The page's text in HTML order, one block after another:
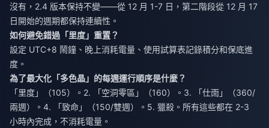
沒有，2.4 版本保持不變——從 12 月 1-7 日，第二階段從 12 月 17
日開始的週期都保持連續性。
如何避免錯過「里度」重置？
設定 UTC+8 鬧鐘、晚上消耗電量、使用試算表記錄積分和保底進
度。
為了最大化「多色晶」的每週運行順序是什麼？
「里度」（105）。2. 「空洞零區」（160）。3. 「仕雨」（360/
兩週）。4. 「致命」（150/雙週）。5. 獵殺。所有這些都在 2-3
小時內完成，不消耗電量。